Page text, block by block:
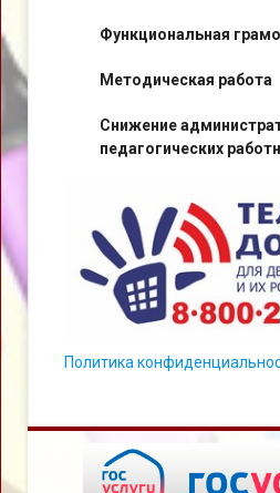
Функциональная
Методическая работа
Снижение
педагогических
Политика